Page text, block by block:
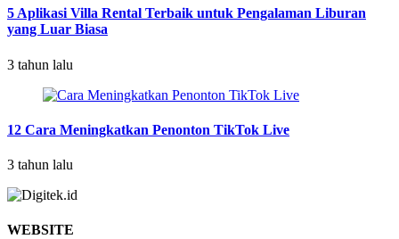
5 Aplikasi Villa Rental Terbaik untuk Pengalaman Liburan
yang Luar Biasa
3 tahun lalu
12 Cara Meningkatkan Penonton TikTok Live
3 tahun lalu
WEBSITE